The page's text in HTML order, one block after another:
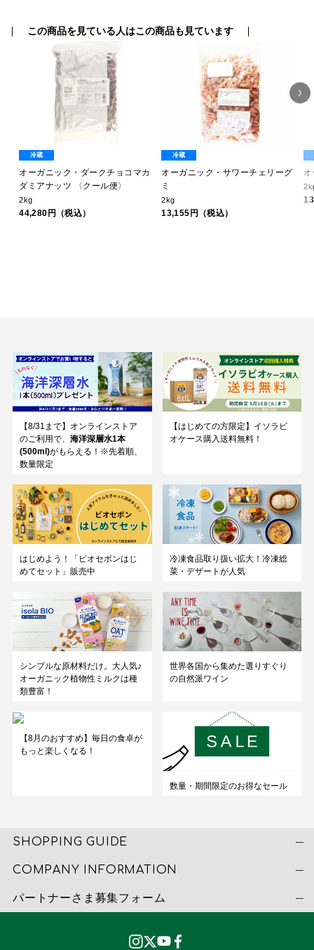
この商品を見ている人はこの商品も見ています
冷蔵
オーガニック・ダークチョコマカ
ダミアナッツ 〈クール便〉
2kg
44,280円（税込）
冷蔵
オーガニック・サワーチェリーグ
ミ
2kg
13,155円（税込）
【8/31まで】オンラインストア
のご利用で、 海洋深層水1本
(500ml)がもらえる！※先着順、
数量限定
【はじめての方限定】イソラビ
オケース購入送料無料！
はじめよう！「ビオセボンはじ
めてセット」販売中
冷凍食品取り扱い拡大！冷凍総
菜・デザートが人気
シンプルな原材料だけ。大人気♪
オーガニック植物性ミルクは種
類豊富！
世界各国から集めた選りすぐり
の自然派ワイン
【8月のおすすめ】毎日の食卓が
もっと楽しくなる！
数量・期間限定のお得なセール
SHOPPING GUIDE
COMPANY INFORMATION
パートナーさま募集フォーム